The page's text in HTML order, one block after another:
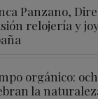
Panzano,
relojería y
orgánico:
la